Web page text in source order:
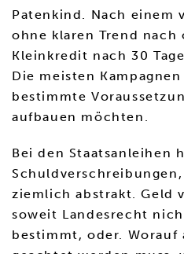
Patenkind. Nach einem
ohne klaren Trend
Kleinkredit nach 30
Die meisten
bestimmte
aufbauen möchten.
Bei den Staatsanleihen
ziemlich abstrakt. Geld
soweit Landesrecht
bestimmt, oder. Worauf